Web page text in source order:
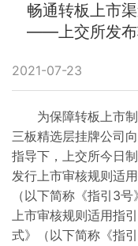
并购重组会议公告
终止审核决定
注册结果文件
转板上市决定
畅通转板上市
——上交所发布
2021-07-23
为保障转板上市制
三板精选层挂牌公司
指导下，上交所今日
发行上市审核规则适
（以下简称《指引3
上市审核规则适用指
式》（以下简称《指